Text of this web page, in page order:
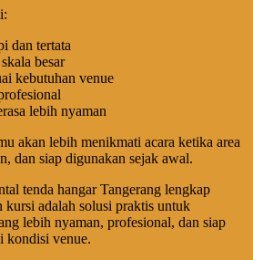
dan tertata
besar
kebutuhan venue
lebih nyaman
akan lebih menikmati acara ketika area
dan siap digunakan sejak awal.
tenda hangar Tangerang lengkap
kursi adalah solusi praktis untuk
lebih nyaman, profesional, dan siap
kondisi venue.